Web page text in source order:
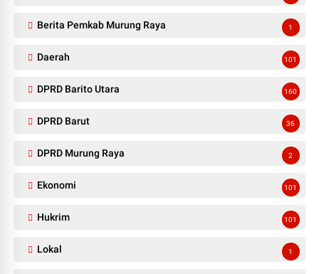
Berita Pemkab Murung Raya 1
Daerah 101
DPRD Barito Utara 160
DPRD Barut 36
DPRD Murung Raya 2
Ekonomi 101
Hukrim 101
Lokal 1